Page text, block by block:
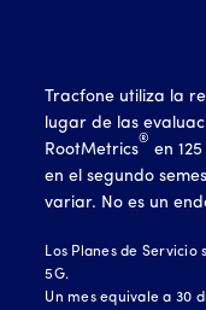
Tracfone utiliza la
lugar de las
RootMetrics
®
en
en el segundo
variar. No es un
Los Planes de Servicio
5G.
Un mes equivale a 30